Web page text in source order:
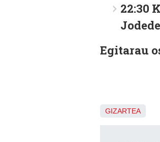
22:30
Egitarau
GIZARTEA